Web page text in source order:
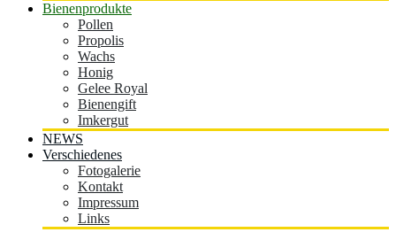
Bienenprodukte
Pollen
Propolis
Wachs
Honig
Gelee Royal
Bienengift
Imkergut
NEWS
Verschiedenes
Fotogalerie
Kontakt
Impressum
Links